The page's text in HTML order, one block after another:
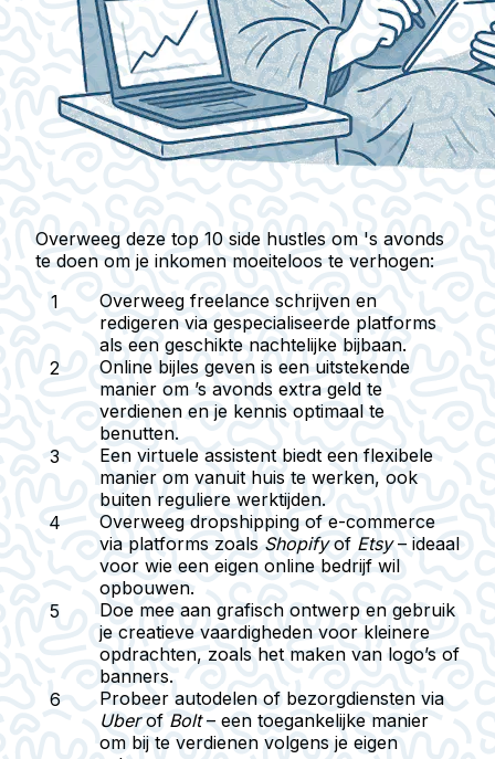
Overweeg deze top 10 side hustles om 's avonds
te doen om je inkomen moeiteloos te verhogen:
Overweeg freelance schrijven en
redigeren via gespecialiseerde platforms
als een geschikte nachtelijke bijbaan.
Online bijles geven is een uitstekende
manier om ’s avonds extra geld te
verdienen en je kennis optimaal te
benutten.
Een virtuele assistent biedt een flexibele
manier om vanuit huis te werken, ook
buiten reguliere werktijden.
Overweeg dropshipping of e-commerce
via platforms zoals Shopifyof Etsy– ideaal
voor wie een eigen online bedrijf wil
opbouwen.
Doe mee aan grafisch ontwerp en gebruik
je creatieve vaardigheden voor kleinere
opdrachten, zoals het maken van logo’s of
banners.
Probeer autodelen of bezorgdiensten via
Uberof Bolt– een toegankelijke manier
om bij te verdienen volgens je eigen